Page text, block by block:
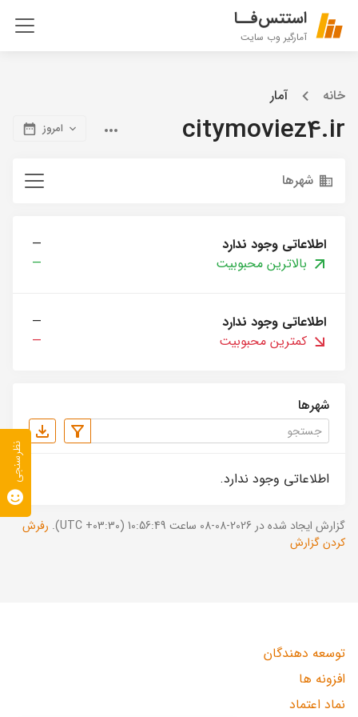
استتس‌فــا
آمارگیر وب سایت
خانه آمار
citymoviez4.ir امروز
شهرها
اطلاعاتی وجود ندارد
—
بالاترین محبوبیت
—
اطلاعاتی وجود ندارد
—
کمترین محبوبیت
—
شهرها
اطلاعاتی وجود ندارد.
گزارش ایجاد شده در 2026-08-08 ساعت 10:56:49 (UTC +03:30).
رفرش
کردن گزارش
توسعه دهندگان
افزونه ها
نماد اعتماد
نظرسنجی